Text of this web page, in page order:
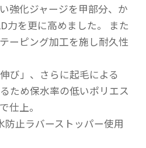
強化ジャージを甲部分、か
力を更に高めました。 また
ーピング加工を施し耐久性
び」、さらに起毛による
ため保水率の低いポリエス
仕上。
防止ラバーストッパー使用